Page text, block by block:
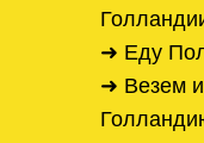
➜ Еду
➜ Везем